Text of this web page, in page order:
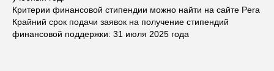
Критерии финансовой стипендии можно найти на сайте Pera
Крайний срок подачи заявок на получение стипендий
финансовой поддержки: 31 июля 2025 года